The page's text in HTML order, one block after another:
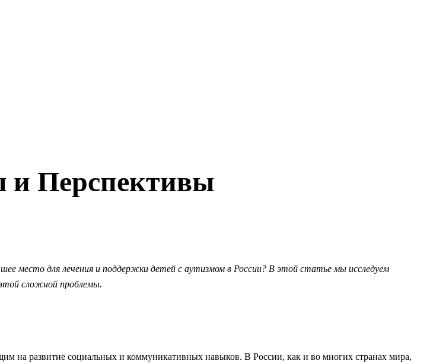
и Перспективы
место для лечения и поддержки детей с аутизмом в России? В этой статье мы исследуем
сложной проблемы.
на развитие социальных и коммуникативных навыков. В России, как и во многих странах мира,